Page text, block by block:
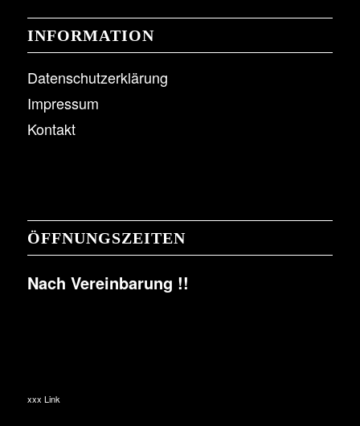
INFORMATION
Datenschutzerklärung
Impressum
Kontakt
ÖFFNUNGSZEITEN
Nach Vereinbarung !!
xxx Link